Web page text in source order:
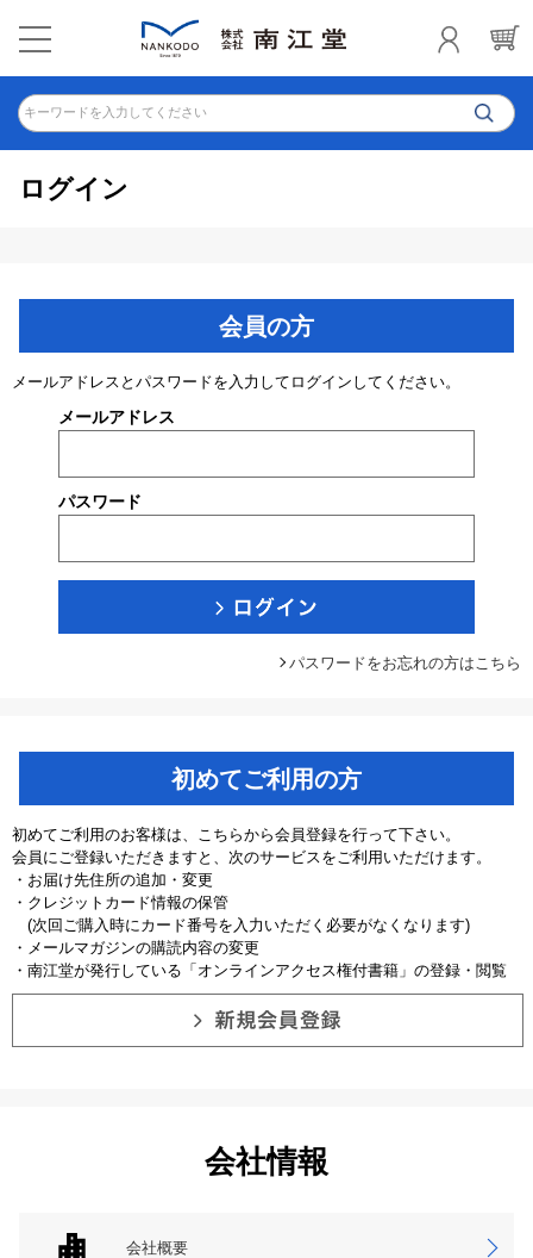
キーワードを入力してください
ログイン
会員の方
メールアドレスとパスワードを入力してログインしてください。
メールアドレス
パスワード
パスワードをお忘れの方はこちら
初めてご利用の方
初めてご利用のお客様は、こちらから会員登録を行って下さい。
会員にご登録いただきますと、次のサービスをご利用いただけます。
・お届け先住所の追加・変更
・クレジットカード情報の保管
(次回ご購入時にカード番号を入力いただく必要がなくなります)
・メールマガジンの購読内容の変更
・南江堂が発行している「オンラインアクセス権付書籍」の登録・閲覧
会社情報
会社概要